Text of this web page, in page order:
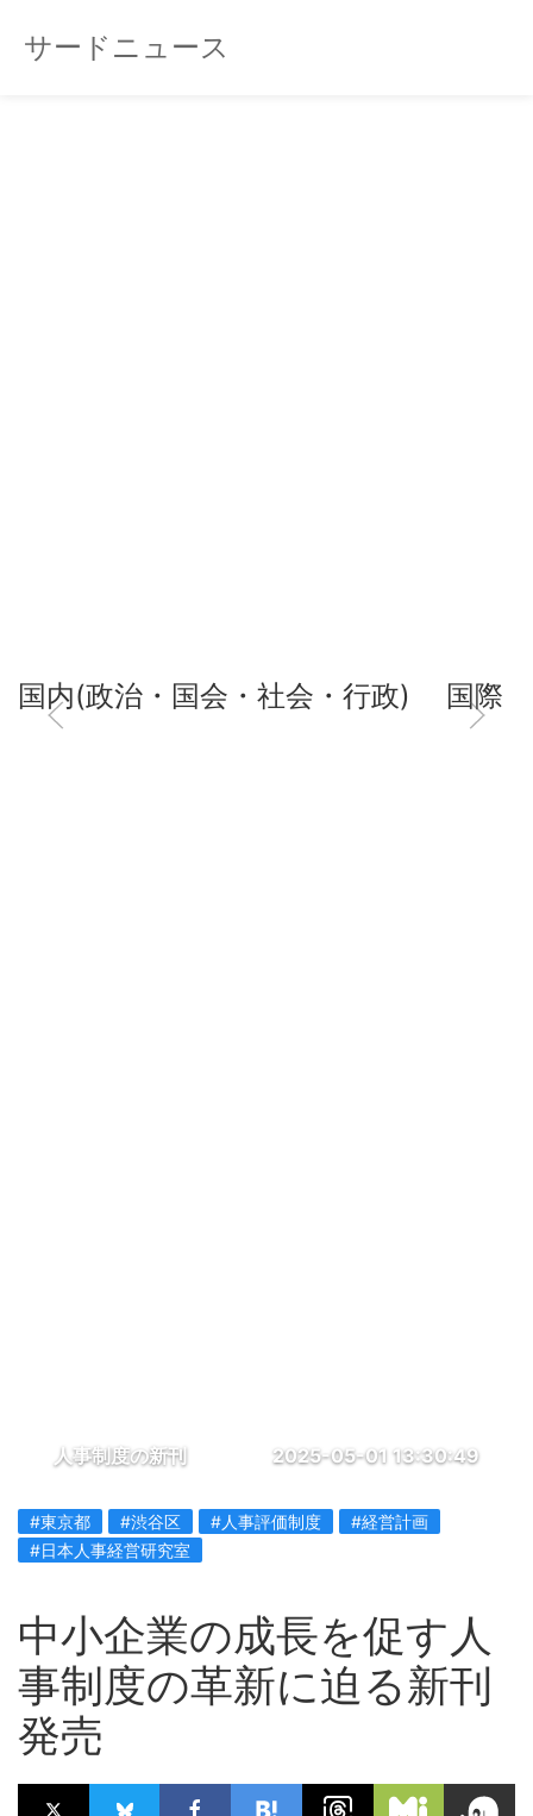
サードニュース
国内(政治・国会・社会・行政) 国際
人事制度の新刊 2025-05-01 13:30:49
#東京都 #渋谷区 #人事評価制度
#経営計画
#日本人事経営研究室
中小企業の成長を促す人
事制度の革新に迫る新刊
発売